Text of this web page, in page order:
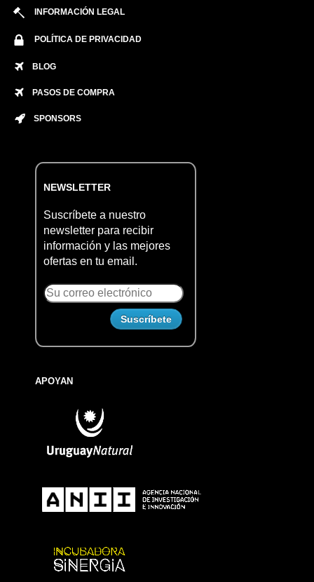
INFORMACIÓN LEGAL
POLÍTICA DE PRIVACIDAD
BLOG
PASOS DE COMPRA
SPONSORS
NEWSLETTER
Suscríbete a nuestro
newsletter para recibir
información y las mejores
ofertas en tu email.
APOYAN